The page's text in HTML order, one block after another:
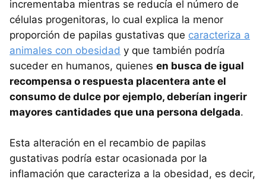
incrementaba mientras se reducía el número de
células progenitoras, lo cual explica la menor
proporción de papilas gustativas que caracteriza a
animales con obesidad y que también podría
suceder en humanos, quienes en busca de igual
recompensa o respuesta placentera ante el
consumo de dulce por ejemplo, deberían ingerir
mayores cantidades que una persona delgada.
Esta alteración en el recambio de papilas
gustativas podría estar ocasionada por la
inflamación que caracteriza a la obesidad, es decir,